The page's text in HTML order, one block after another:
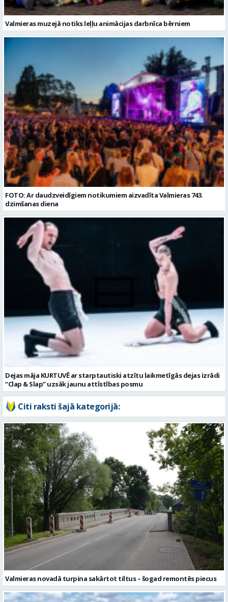
FOTO: Ar daudzveidīgiem notikumiem aizvadīta Valmieras 743.
dzimšanas diena
Dejas māja KURTUVĒ ar starptautiski atzītu laikmetīgās dejas izrādi
“Clap & Slap” uzsāk jaunu attīstības posmu
Citi raksti šajā kategorijā:
Valmieras novadā turpina sakārtot tiltus – šogad remontēs piecus